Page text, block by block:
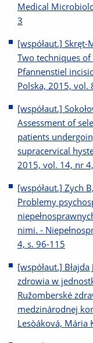
Medical
3
[współaut.] Skręt-
Two techniques
Pfannenstiel
Polska, 2015, vol.
[współaut.]
Assessment of
patients
supracervical
2015, vol. 14, nr
[współaut.] Zych
Problemy
nimi. -
4, s. 96-115
[współaut.]
zdrowia w
Ružomberské
medzinárodnej
Lesòáková, Mária